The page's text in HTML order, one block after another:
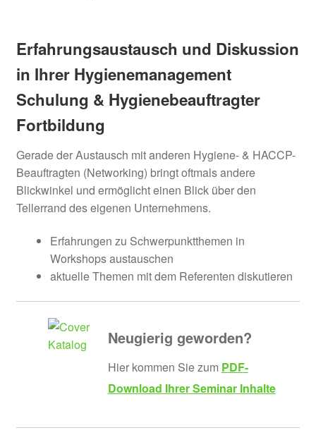
Erfahrungsaustausch und Diskussion
in Ihrer Hygienemanagement
Schulung & Hygienebeauftragter
Fortbildung
Gerade der Austausch mit anderen Hygiene- & HACCP-
Beauftragten (Networking) bringt oftmals andere
Blickwinkel und ermöglicht einen Blick über den
Tellerrand des eigenen Unternehmens.
Erfahrungen zu Schwerpunktthemen in
Workshops austauschen
aktuelle Themen mit dem Referenten diskutieren
Neugierig geworden?
Hier kommen Sie zum PDF-
Download Ihrer Seminar Inhalte